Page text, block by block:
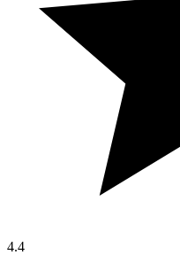
4.4